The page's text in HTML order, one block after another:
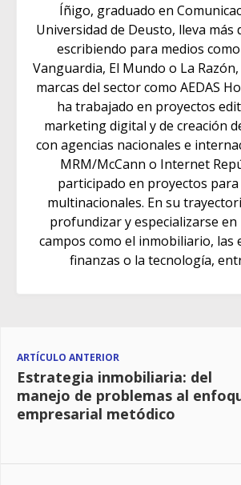
Íñigo, graduado en
Universidad de Deusto, lleva más
escribiendo para medios como
Vanguardia, El Mundo o La
marcas del sector como AEDAS
ha trabajado en proyectos
marketing digital y de creación
con agencias nacionales e
MRM/McCann o Internet
participado en proyectos
multinacionales. En su
profundizar y especializarse
campos como el inmobiliario, las
finanzas o la tecnología,
ARTÍCULO ANTERIOR
Estrategia inmobiliaria: del
manejo de problemas al
empresarial metódico